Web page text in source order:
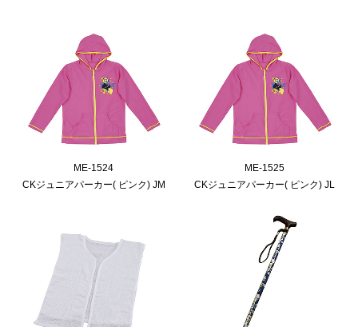
ME-1524
CKジュニアパーカー( ピンク) JM
ME-1525
CKジュニアパーカー( ピンク) JL